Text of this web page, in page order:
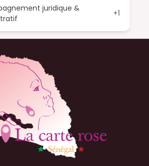
juridique &
+1